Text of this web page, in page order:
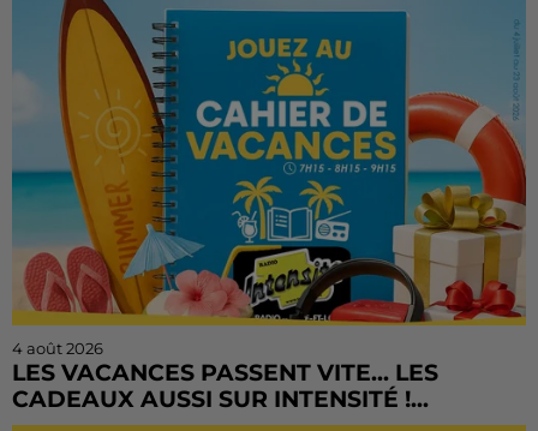
4 août 2026
LES VACANCES PASSENT VITE... LES
CADEAUX AUSSI SUR INTENSITÉ !...